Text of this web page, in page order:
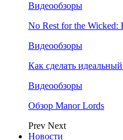
Видеообзоры
No Rest for the
Видеообзоры
Как сделать
Видеообзоры
Обзор Manor Lords
Prev Next
Новости